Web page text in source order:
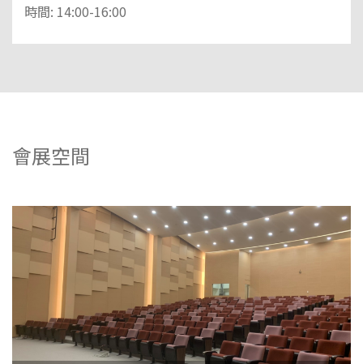
時間: 14:00-16:00
會展空間